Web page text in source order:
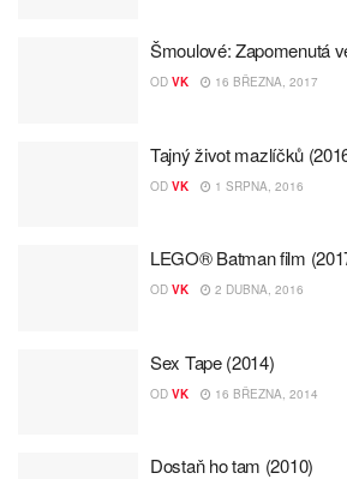
Šmoulové: Zapomenutá
OD VK 16 BŘEZNA, 2017
Tajný život mazlíčků
OD VK 1 SRPNA, 2016
LEGO® Batman film
OD VK 2 DUBNA, 2016
Sex Tape (2014)
OD VK 16 BŘEZNA, 2014
Dostaň ho tam (2010)